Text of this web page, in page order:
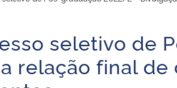
Banco Central do Brasil
seletivo de
relação final de